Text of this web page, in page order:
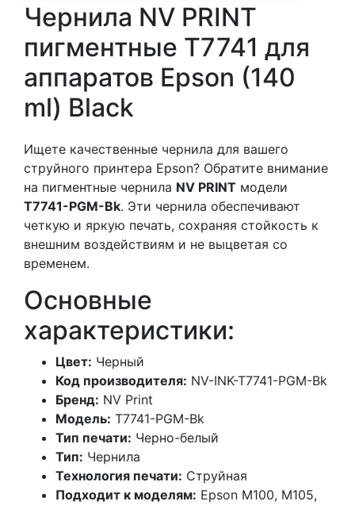
Чернила NV PRINT
пигментные T7741 для
аппаратов Epson (140
ml) Black
Ищете качественные чернила для вашего
струйного принтера Epson? Обратите внимание
на пигментные чернила NV PRINT модели
T7741-PGM-Bk. Эти чернила обеспечивают
четкую и яркую печать, сохраняя стойкость к
внешним воздействиям и не выцветая со
временем.
Основные
характеристики:
Цвет: Черный
Код производителя: NV-INK-T7741-PGM-Bk
Бренд: NV Print
Модель: T7741-PGM-Bk
Тип печати: Черно-белый
Тип: Чернила
Технология печати: Струйная
Подходит к моделям: Epson M100, M105,